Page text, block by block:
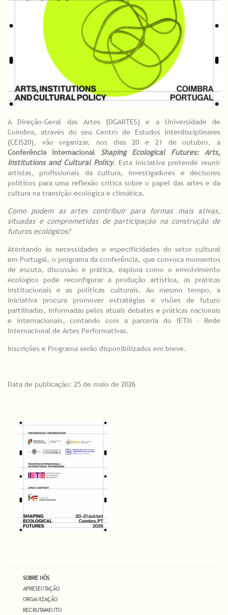
A Direção-Geral das Artes (DGARTES) e a Universidade de
Coimbra, através do seu Centro de Estudos Interdisciplinares
(CEIS20), vão organizar, nos dias 20 e 21 de outubro, a
Conferência Internacional Shaping Ecological Futures: Arts,
Institutions and Cultural Policy. Esta iniciativa pretende reunir
artistas, profissionais da cultura, investigadores e decisores
políticos para uma reflexão crítica sobre o papel das artes e da
cultura na transição ecológica e climática.
Como podem as artes contribuir para formas mais ativas,
situadas e comprometidas de participação na construção de
futuros ecológicos?
Atentando às necessidades e especificidades do setor cultural
em Portugal, o programa da conferência, que convoca momentos
de escuta, discussão e prática, explora como o envolvimento
ecológico pode reconfigurar a produção artística, as práticas
institucionais e as políticas culturais. Ao mesmo tempo, a
iniciativa procura promover estratégias e visões de futuro
partilhadas, informadas pelos atuais debates e práticas nacionais
e internacionais, contando com a parceria do IETM - Rede
Internacional de Artes Performativas.
Inscrições e Programa serão disponibilizados em breve.
Data de publicação: 25 de maio de 2026
SOBRE NÓS
APRESENTAÇÃO
ORGANIZAÇÃO
RECRUTAMENTO